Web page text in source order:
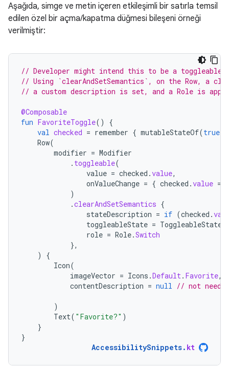
Aşağıda, simge ve metin içeren etkileşimli bir satırla temsil
edilen özel bir açma/kapatma düğmesi bileşeni örneği
verilmiştir:
// Developer might intend this to be a toggleable.
// Using `clearAndSetSemantics`, on the Row, a
// a custom description is set, and a Role is
@Composable
fun FavoriteToggle()
{
val checked = remember { mutableStateOf(true
Row(
modifier = Modifier
. toggleable(
value = checked .value,
onValueChange = { checked .value =
)
.clearAndSetSemantics {
stateDescription = if (checked .
toggleableState = ToggleableState
role = Role.Switch
},
)
{
Icon(
imageVector = Icons .Default . Favorite,
contentDescription = null // not
)
Text( "Favorite?" )
}
}
AccessibilitySnippets. kt